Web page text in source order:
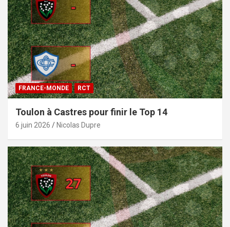
FRANCE-MONDE RCT
Toulon à Castres pour finir le Top 14
6 juin 2026 Nicolas Dupre